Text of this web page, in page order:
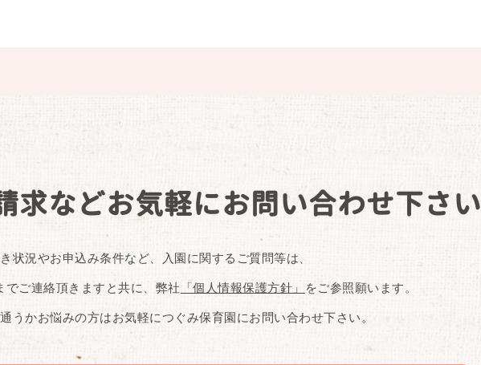
求などお気軽にお問い合わせ下さい
状況やお申込み条件など、入園に関するご質問等は、
でご連絡頂きますと共に、弊社 「個人情報保護方針」 をご参照願います。
うかお悩みの方はお気軽につぐみ保育園にお問い合わせ下さい。